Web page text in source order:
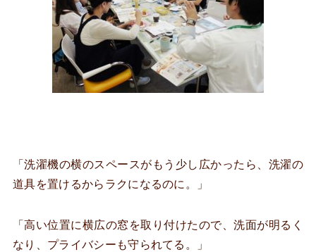
「洗濯機の横のスペースがもう少し広かったら、洗濯の
道具を置けるからラクになるのに。」
「高い位置に横広の窓を取り付けたので、洗面が明るく
なり、プライバシーも守られてる。」